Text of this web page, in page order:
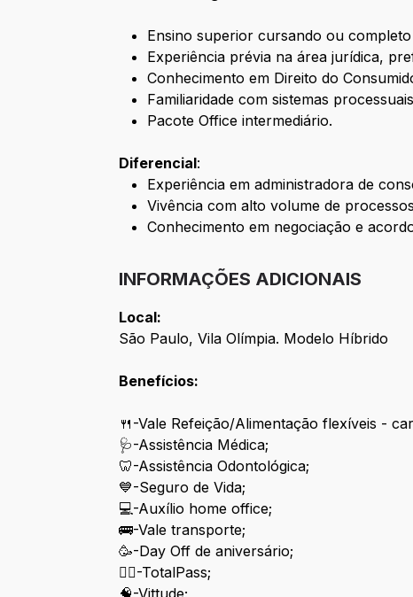
Ensino superior cursando ou
Experiência prévia na área jurídica,
Conhecimento em Direito do
Familiaridade com sistemas
Pacote Office intermediário.
Diferencial:
Experiência em administradora de
Vivência com alto volume de
Conhecimento em negociação e
INFORMAÇÕES ADICIONAIS
Local:
São Paulo, Vila Olímpia. Modelo Híbrido
Benefícios:
🍴-Vale Refeição/Alimentação flexíveis -
🩺-Assistência Médica;
🦷-Assistência Odontológica;
💙-Seguro de Vida;
💻-Auxílio home office;
🚌-Vale transporte;
🥳-Day Off de aniversário;
🏋️‍♀️-TotalPass;